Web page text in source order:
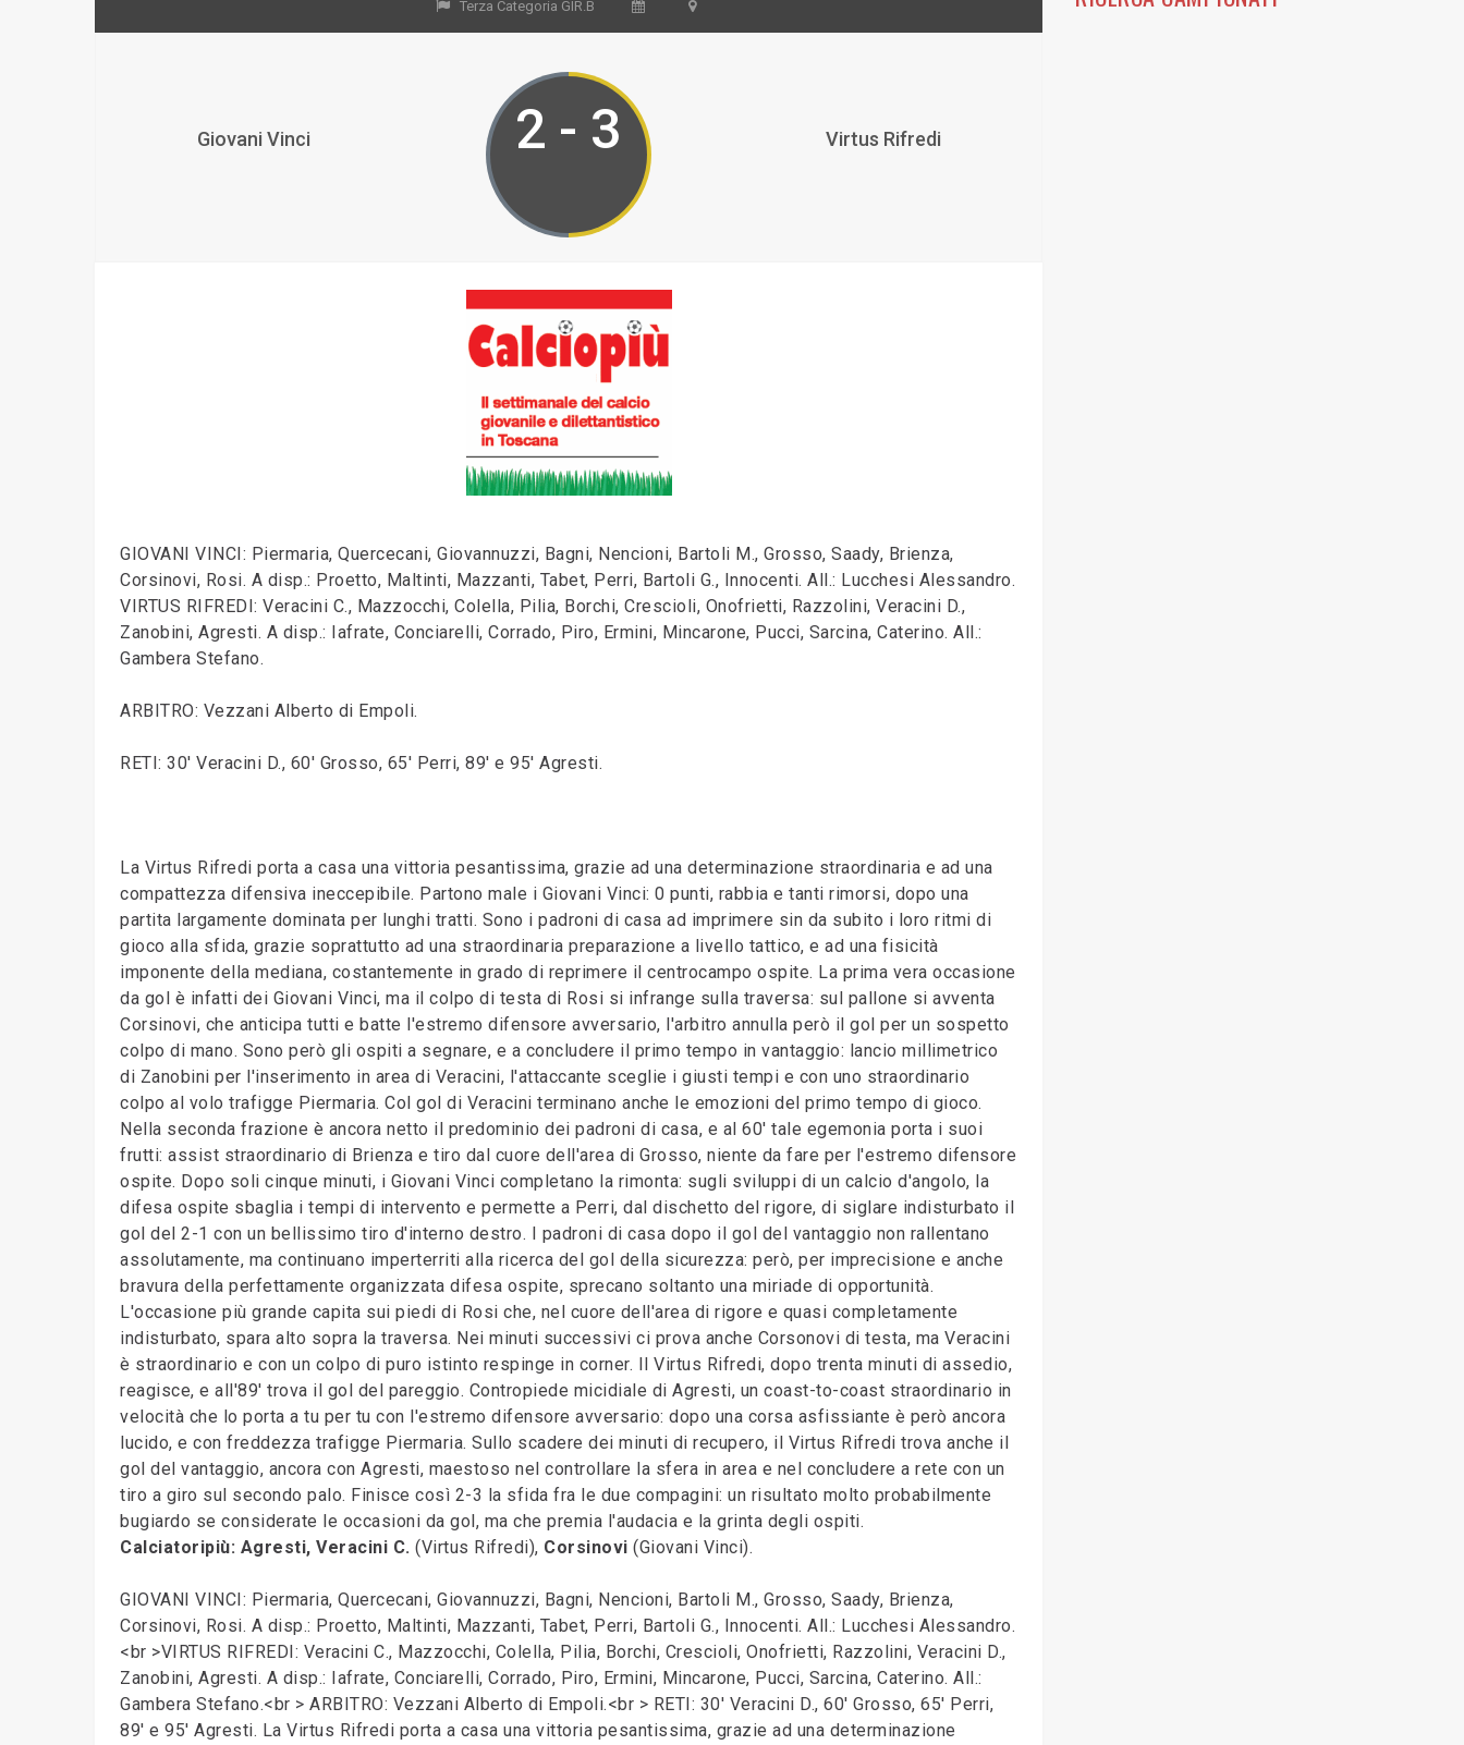
Terza Categoria GIR.B
Giovani Vinci 2 - 3 Virtus Rifredi
GIOVANI VINCI: Piermaria, Quercecani, Giovannuzzi, Bagni, Nencioni, Bartoli M., Grosso, Saady, Brienza,
Corsinovi, Rosi. A disp.: Proetto, Maltinti, Mazzanti, Tabet, Perri, Bartoli G., Innocenti. All.: Lucchesi Alessandro.
VIRTUS RIFREDI: Veracini C., Mazzocchi, Colella, Pilia, Borchi, Crescioli, Onofrietti, Razzolini, Veracini D.,
Zanobini, Agresti. A disp.: Iafrate, Conciarelli, Corrado, Piro, Ermini, Mincarone, Pucci, Sarcina, Caterino. All.:
Gambera Stefano.
ARBITRO: Vezzani Alberto di Empoli.
RETI: 30' Veracini D., 60' Grosso, 65' Perri, 89' e 95' Agresti.
La Virtus Rifredi porta a casa una vittoria pesantissima, grazie ad una determinazione straordinaria e ad una
compattezza difensiva ineccepibile. Partono male i Giovani Vinci: 0 punti, rabbia e tanti rimorsi, dopo una
partita largamente dominata per lunghi tratti. Sono i padroni di casa ad imprimere sin da subito i loro ritmi di
gioco alla sfida, grazie soprattutto ad una straordinaria preparazione a livello tattico, e ad una fisicità
imponente della mediana, costantemente in grado di reprimere il centrocampo ospite. La prima vera occasione
da gol è infatti dei Giovani Vinci, ma il colpo di testa di Rosi si infrange sulla traversa: sul pallone si avventa
Corsinovi, che anticipa tutti e batte l'estremo difensore avversario, l'arbitro annulla però il gol per un sospetto
colpo di mano. Sono però gli ospiti a segnare, e a concludere il primo tempo in vantaggio: lancio millimetrico
di Zanobini per l'inserimento in area di Veracini, l'attaccante sceglie i giusti tempi e con uno straordinario
colpo al volo trafigge Piermaria. Col gol di Veracini terminano anche le emozioni del primo tempo di gioco.
Nella seconda frazione è ancora netto il predominio dei padroni di casa, e al 60' tale egemonia porta i suoi
frutti: assist straordinario di Brienza e tiro dal cuore dell'area di Grosso, niente da fare per l'estremo difensore
ospite. Dopo soli cinque minuti, i Giovani Vinci completano la rimonta: sugli sviluppi di un calcio d'angolo, la
difesa ospite sbaglia i tempi di intervento e permette a Perri, dal dischetto del rigore, di siglare indisturbato il
gol del 2-1 con un bellissimo tiro d'interno destro. I padroni di casa dopo il gol del vantaggio non rallentano
assolutamente, ma continuano imperterriti alla ricerca del gol della sicurezza: però, per imprecisione e anche
bravura della perfettamente organizzata difesa ospite, sprecano soltanto una miriade di opportunità.
L'occasione più grande capita sui piedi di Rosi che, nel cuore dell'area di rigore e quasi completamente
indisturbato, spara alto sopra la traversa. Nei minuti successivi ci prova anche Corsonovi di testa, ma Veracini
è straordinario e con un colpo di puro istinto respinge in corner. Il Virtus Rifredi, dopo trenta minuti di assedio,
reagisce, e all'89' trova il gol del pareggio. Contropiede micidiale di Agresti, un coast-to-coast straordinario in
velocità che lo porta a tu per tu con l'estremo difensore avversario: dopo una corsa asfissiante è però ancora
lucido, e con freddezza trafigge Piermaria. Sullo scadere dei minuti di recupero, il Virtus Rifredi trova anche il
gol del vantaggio, ancora con Agresti, maestoso nel controllare la sfera in area e nel concludere a rete con un
tiro a giro sul secondo palo. Finisce così 2-3 la sfida fra le due compagini: un risultato molto probabilmente
bugiardo se considerate le occasioni da gol, ma che premia l'audacia e la grinta degli ospiti.
Calciatoripiù: Agresti, Veracini C. (Virtus Rifredi), Corsinovi (Giovani Vinci).
GIOVANI VINCI: Piermaria, Quercecani, Giovannuzzi, Bagni, Nencioni, Bartoli M., Grosso, Saady, Brienza,
Corsinovi, Rosi. A disp.: Proetto, Maltinti, Mazzanti, Tabet, Perri, Bartoli G., Innocenti. All.: Lucchesi Alessandro.
<br >VIRTUS RIFREDI: Veracini C., Mazzocchi, Colella, Pilia, Borchi, Crescioli, Onofrietti, Razzolini, Veracini D.,
Zanobini, Agresti. A disp.: Iafrate, Conciarelli, Corrado, Piro, Ermini, Mincarone, Pucci, Sarcina, Caterino. All.:
Gambera Stefano.<br > ARBITRO: Vezzani Alberto di Empoli.<br > RETI: 30' Veracini D., 60' Grosso, 65' Perri,
89' e 95' Agresti. La Virtus Rifredi porta a casa una vittoria pesantissima, grazie ad una determinazione